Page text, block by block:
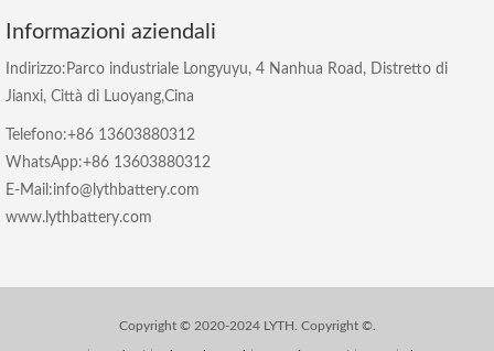
Informazioni aziendali
Indirizzo:Parco industriale Longyuyu, 4 Nanhua Road, Distretto di
Jianxi, Città di Luoyang,Cina
Telefono:+86 13603880312
WhatsApp:+86 13603880312
E-Mail:info@lythbattery.com
www.lythbattery.com
Copyright © 2020-2024 LYTH. Copyright ©.